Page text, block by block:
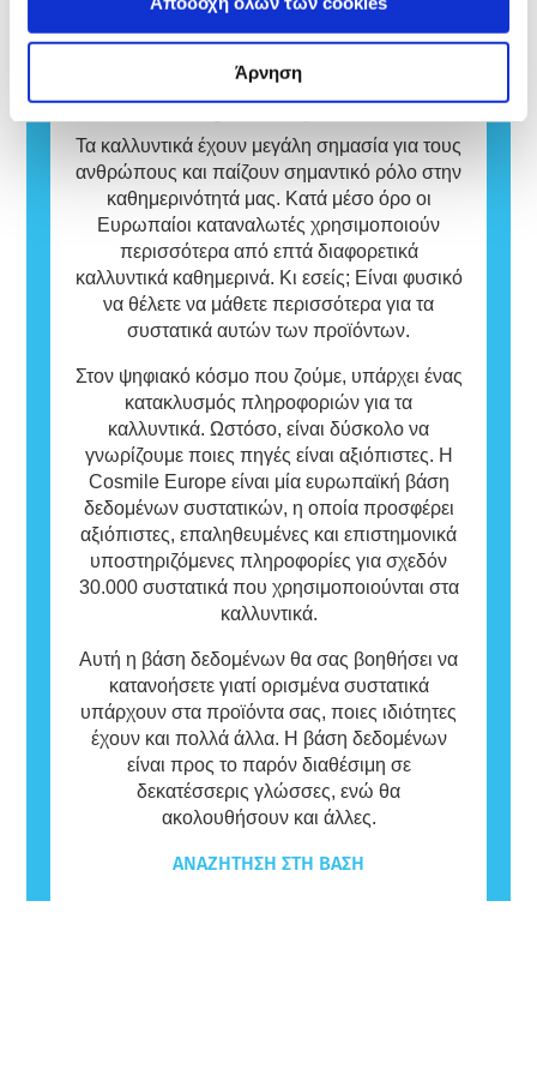
Άρνηση
εκτενώς όλους τους πιθανούς κινδύνους,
συμπεριλαμβανομένης της πιθανής
ενδοκρινικής διαταραχής.
πλειοψηφία του πληθυσμού είναι αβλαβείς.
Μια ουσία που προκαλεί αλλεργική
αντίδραση ονομάζεται αλλεργιογόνο. Τα
φροντίδας μπορεί να περιέχουν συστατικά
που ενδεχομένως να είναι αλλεργιογόνα για
ορισμένα άτομα.
Αυτό σημαίνει ότι το προϊόν είναι ασφαλές
για χρήση από άλλα άτομα.
Βάση δεδομένων
Τα καλλυντικά έχουν μεγάλη σημασία για τους
ανθρώπους και παίζουν σημαντικό ρόλο στην
καθημερινότητά μας. Κατά μέσο όρο οι
Ευρωπαίοι καταναλωτές χρησιμοποιούν
περισσότερα από επτά διαφορετικά
καλλυντικά καθημερινά. Κι εσείς; Είναι φυσικό
να θέλετε να μάθετε περισσότερα για τα
συστατικά αυτών των προϊόντων.
Στον ψηφιακό κόσμο που ζούμε, υπάρχει ένας
κατακλυσμός πληροφοριών για τα
καλλυντικά. Ωστόσο, είναι δύσκολο να
γνωρίζουμε ποιες πηγές είναι αξιόπιστες. Η
Cosmile Europe είναι μία ευρωπαϊκή βάση
δεδομένων συστατικών, η οποία προσφέρει
αξιόπιστες, επαληθευμένες και επιστημονικά
υποστηριζόμενες πληροφορίες για σχεδόν
30.000 συστατικά που χρησιμοποιούνται στα
καλλυντικά.
Αυτή η βάση δεδομένων θα σας βοηθήσει να
κατανοήσετε γιατί ορισμένα συστατικά
υπάρχουν στα προϊόντα σας, ποιες ιδιότητες
έχουν και πολλά άλλα. Η βάση δεδομένων
είναι προς το παρόν διαθέσιμη σε
δεκατέσσερις γλώσσες, ενώ θα
ακολουθήσουν και άλλες.
ΑΝΑΖΉΤΗΣΗ ΣΤΗ ΒΆΣΗ